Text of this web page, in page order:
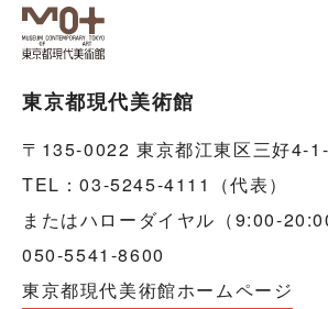
東京都現代美術館
〒135-0022 東京都江東区三好4-
TEL：03-5245-4111（代表）
またはハローダイヤル（9:00-
050-5541-8600
東京都現代美術館ホームページ